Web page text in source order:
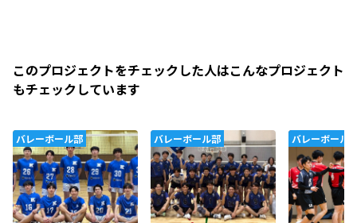
このプロジェクトをチェックした人はこんなプロジェクト
もチェックしています
バレーボール部 バレーボール部 バレーボール